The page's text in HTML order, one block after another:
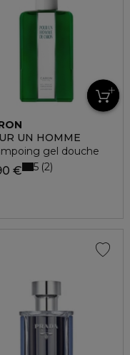
UN HOMME
gel douche
€ 5 2